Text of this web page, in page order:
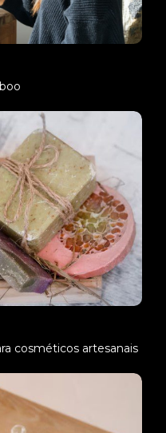
cosméticos artesanais